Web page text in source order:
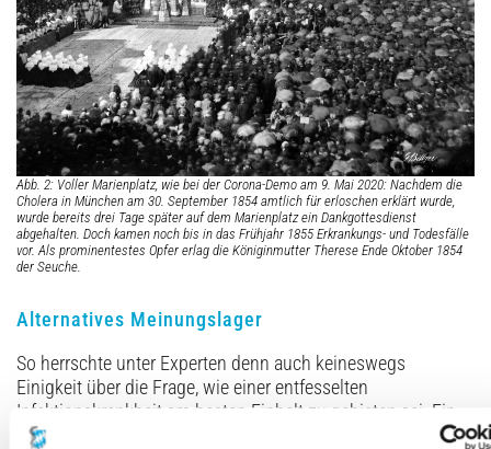
Abb. 2: Voller Marienplatz, wie bei der Corona-Demo am 9. Mai 2020: Nachdem die
Cholera in München am 30. September 1854 amtlich für erloschen erklärt wurde,
wurde bereits drei Tage später auf dem Marienplatz ein Dankgottesdienst
abgehalten. Doch kamen noch bis in das Frühjahr 1855 Erkrankungs- und Todesfälle
vor. Als prominentestes Opfer erlag die Königinmutter Therese Ende Oktober 1854
der Seuche.
Alternatives Meinungslager
So herrschte unter Experten denn auch keineswegs
Einigkeit über die Frage, wie einer entfesselten
Infektionskrankheit am besten Einhalt zu gebieten sei. Ein
liberales Meinungslager, als deren wichtigster Vertreter Max